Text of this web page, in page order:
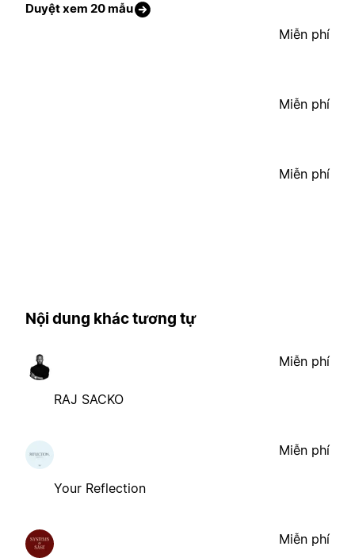
Duyệt xem 20 mẫu
Miễn phí
Miễn phí
Miễn phí
Nội dung khác tương tự
RAJ SACKO
Miễn phí
Your Reflection
Miễn phí
Miễn phí